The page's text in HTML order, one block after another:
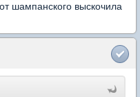
шампанского выскочила